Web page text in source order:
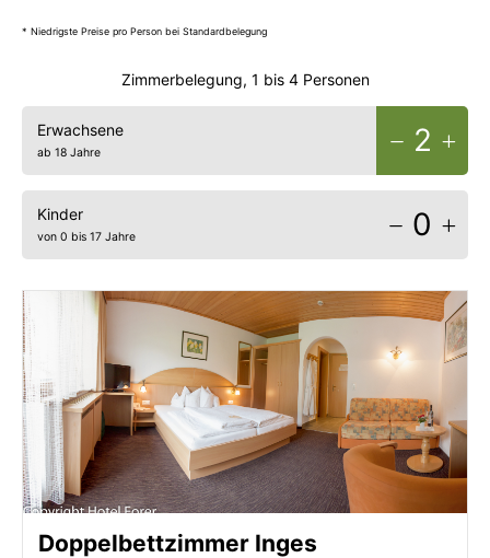
* Niedrigste Preise pro Person bei Standardbelegung
Zimmerbelegung, 1 bis 4 Personen
Erwachsene
ab 18 Jahre 2
Kinder
von 0 bis 17 Jahre 0
Doppelbettzimmer Inges